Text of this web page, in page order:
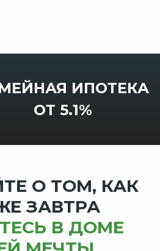
ИПОТЕКА
ОТ 5.1%
О ТОМ, КАК
ЗАВТРА
В ДОМЕ